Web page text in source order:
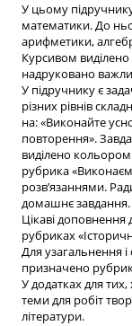
У цьому
математики. До
арифметики,
Курсивом
надруковано
У підручнику є
різних рівнів
на: «Виконайте
повторення».
виділено
рубрика
розв’язаннями.
домашнє завдання.
Цікаві доповнення
рубриках
Для узагальнення і
призначено
У додатках для
теми для робіт
літератури.